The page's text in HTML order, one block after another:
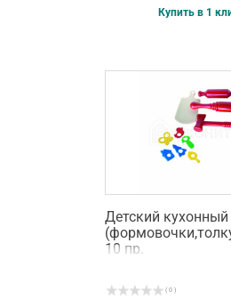
Купить в 1
Детский
10 пр.
( 0 )